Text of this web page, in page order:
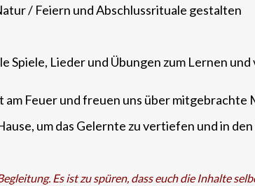
/ Feiern und Abschlussrituale gestalten
Spiele, Lieder und Übungen zum Lernen
am Feuer und freuen uns über
um das Gelernte zu vertiefen und in
Es ist zu spüren, dass euch die Inhalte